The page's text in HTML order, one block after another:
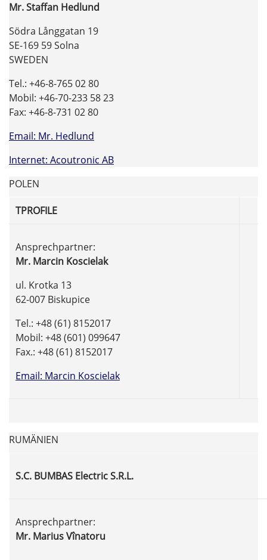
Mr. Staffan Hedlund
Södra Långgatan 19
SE-169 59 Solna
SWEDEN
Tel.: +46-8-765 02 80
Mobil: +46-70-233 58 23
Fax: +46-8-731 02 80
Email: Mr. Hedlund
Internet: Acoutronic AB
POLEN
TPROFILE
Ansprechpartner:
Mr. Marcin Koscielak
ul. Krotka 13
62-007 Biskupice
Tel.: +48 (61) 8152017
Mobil: +48 (601) 099647
Fax.: +48 (61) 8152017
Email: Marcin Koscielak
RUMÄNIEN
S.C. BUMBAS Electric S.R.L.
Ansprechpartner:
Mr. Marius Vînatoru